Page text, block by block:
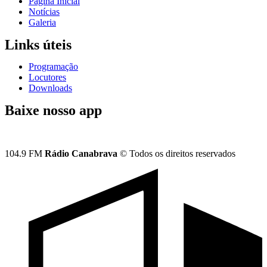
Notícias
Galeria
Links úteis
Programação
Locutores
Downloads
Baixe nosso app
104.9 FM Rádio Canabrava © Todos os direitos reservados